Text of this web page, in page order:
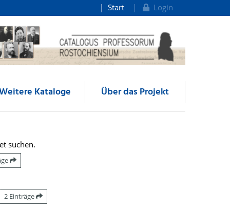
Start Login
Kataloge Über das Projekt
suchen.
2 Einträge